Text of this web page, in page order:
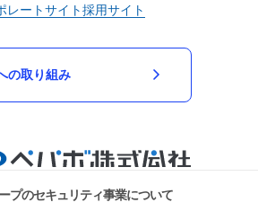
レートサイト採用サイト
の取り組み
プのセキュリティ事業について